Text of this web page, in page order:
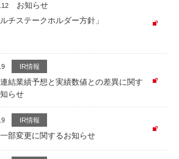
お知らせ
ルチステークホルダー方針」
IR情報
結業績予想と実績数値との差異に関す
らせ
IR情報
部変更に関するお知らせ